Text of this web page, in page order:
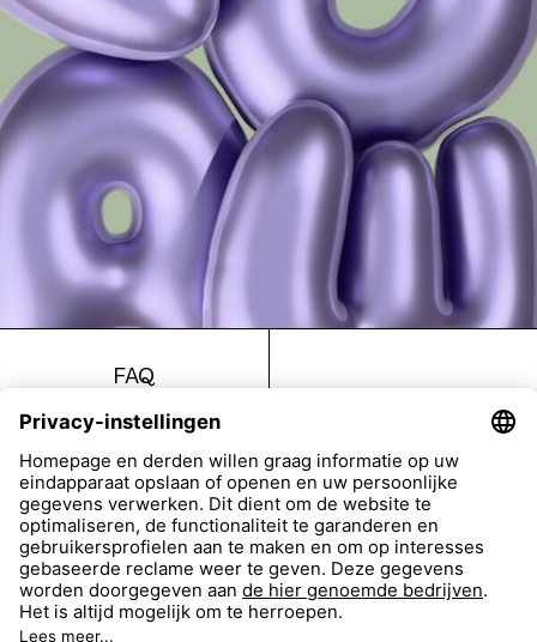
FAQ
Return
Imprint
Accessibility
Data Protection